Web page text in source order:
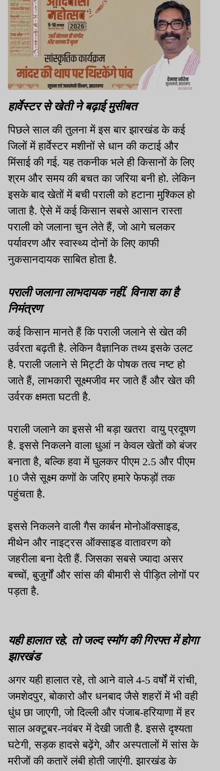
हार्वेस्टर से खेती ने बढ़ाई मुसीबत
पिछले साल की तुलना में इस बार झारखंड के कई
जिलों में हार्वेस्टर मशीनों से धान की कटाई और
मिंसाई की गई. यह तकनीक भले ही किसानों के लिए
श्रम और समय की बचत का जरिया बनी हो. लेकिन
इसके बाद खेतों में बची पराली को हटाना मुश्किल हो
जाता है. ऐसे में कई किसान सबसे आसान रास्ता
पराली को जलाना चुन लेते हैं, जो आगे चलकर
पर्यावरण और स्वास्थ्य दोनों के लिए काफी
नुकसानदायक साबित होता है.
पराली जलाना लाभदायक नहीं, विनाश का है
निमंत्रण
कई किसान मानते हैं कि पराली जलाने से खेत की
उर्वरता बढ़ती है. लेकिन वैज्ञानिक तथ्य इसके उलट
है. पराली जलाने से मिट्टी के पोषक तत्व नष्ट हो
जाते हैं, लाभकारी सूक्ष्मजीव मर जाते हैं और खेत की
उर्वरक क्षमता घटती है.
पराली जलाने का इससे भी बड़ा खतरा वायु प्रदूषण
है. इससे निकलने वाला धुआं न केवल खेतों को बंजर
बनाता है, बल्कि हवा में घुलकर पीएम 2.5 और पीएम
10 जैसे सूक्ष्म कणों के जरिए हमारे फेफड़ों तक
पहुंचता है.
इससे निकलने वाली गैस कार्बन मोनोऑक्साइड,
मीथेन और नाइट्रस ऑक्साइड वातावरण को
जहरीला बना देती हैं. जिसका सबसे ज्यादा असर
बच्चों, बुजुर्गों और सांस की बीमारी से पीड़ित लोगों पर
पड़ता है.
यही हालात रहे, तो जल्द स्मॉग की गिरफ्त में होगा
झारखंड
अगर यही हालात रहे, तो आने वाले 4-5 वर्षों में रांची,
जमशेदपुर, बोकारो और धनबाद जैसे शहरों में भी वही
धुंध छा जाएगी, जो दिल्ली और पंजाब-हरियाणा में हर
साल अक्टूबर-नवंबर में देखी जाती है. इससे दृश्यता
घटेगी, सड़क हादसे बढ़ेंगे, और अस्पतालों में सांस के
मरीजों की कतारें लंबी होती जाएंगी. झारखंड के